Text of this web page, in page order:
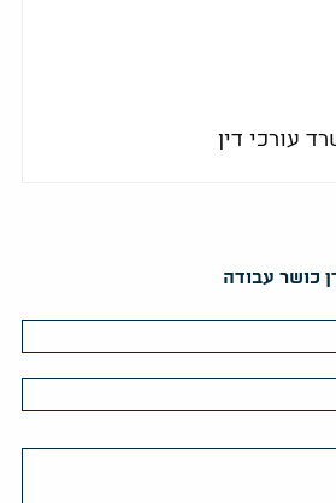
עורכי דין
כושר עבודה